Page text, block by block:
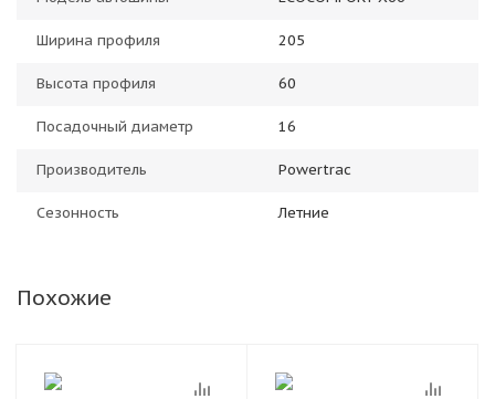
Ширина профиля 205
Высота профиля 60
Посадочный диаметр 16
Производитель Powertrac
Сезонность Летние
Похожие